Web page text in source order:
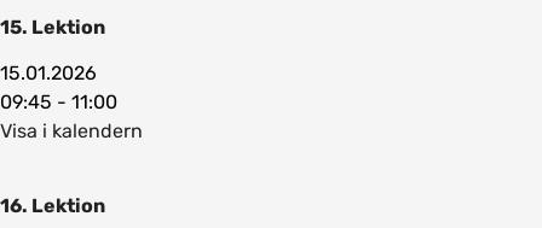
15. Lektion
15.01.2026
09:45 - 11:00
Visa i kalendern
16. Lektion